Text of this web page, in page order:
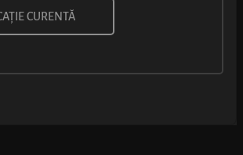
CU SEMINȚE DE
CURENTĂ